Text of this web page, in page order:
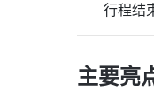
行程结
主要亮